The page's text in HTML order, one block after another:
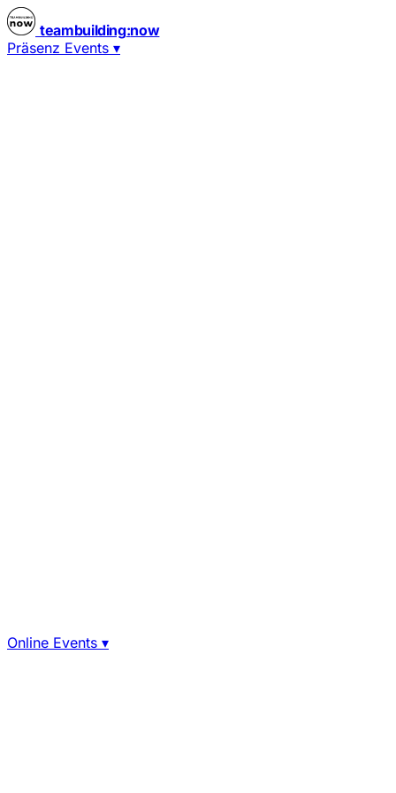
teambuilding:now
Präsenz Events ▾
Online Events ▾